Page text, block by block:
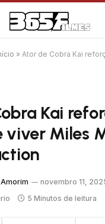
» Ator de Cobra Kai reforça desejo de
Kai
viver Miles
novembro 11,
5 Minutos de leitura